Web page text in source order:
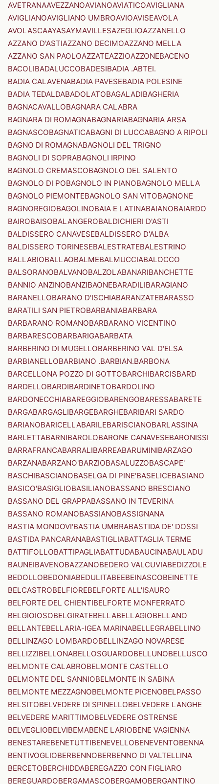
AVETRANAAVEZZANOAVIANOAVIATICOAVIGLIANA
AVIGLIANOAVIGLIANO UMBROAVIOAVISEAVOLA
AVOLASCAAYASAYMAVILLESAZEGLIOAZZANELLO
AZZANO D'ASTIAZZANO DECIMOAZZANO MELLA
AZZANO SAN PAOLOAZZATEAZZIOAZZONEBACENO
BACOLIBADALUCCOBADESIBADIA .ABTEI.
BADIA CALAVENABADIA PAVESEBADIA POLESINE
BADIA TEDALDABADOLATOBAGALADIBAGHERIA
BAGNACAVALLOBAGNARA CALABRA
BAGNARA DI ROMAGNABAGNARIABAGNARIA ARSA
BAGNASCOBAGNATICABAGNI DI LUCCABAGNO A RIPOLI
BAGNO DI ROMAGNABAGNOLI DEL TRIGNO
BAGNOLI DI SOPRABAGNOLI IRPINO
BAGNOLO CREMASCOBAGNOLO DEL SALENTO
BAGNOLO DI POBAGNOLO IN PIANOBAGNOLO MELLA
BAGNOLO PIEMONTEBAGNOLO SAN VITOBAGNONE
BAGNOREGIOBAGOLINOBAIA E LATINABAIANOBAIARDO
BAIROBAISOBALANGEROBALDICHIERI D'ASTI
BALDISSERO CANAVESEBALDISSERO D'ALBA
BALDISSERO TORINESEBALESTRATEBALESTRINO
BALLABIOBALLAOBALMEBALMUCCIABALOCCO
BALSORANOBALVANOBALZOLABANARIBANCHETTE
BANNIO ANZINOBANZIBAONEBARADILIBARAGIANO
BARANELLOBARANO D'ISCHIABARANZATEBARASSO
BARATILI SAN PIETROBARBANIABARBARA
BARBARANO ROMANOBARBARANO VICENTINO
BARBARESCOBARBARIGABARBATA
BARBERINO DI MUGELLOBARBERINO VAL D'ELSA
BARBIANELLOBARBIANO .BARBIAN.BARBONA
BARCELLONA POZZO DI GOTTOBARCHIBARCISBARD
BARDELLOBARDIBARDINETOBARDOLINO
BARDONECCHIABAREGGIOBARENGOBARESSABARETE
BARGABARGAGLIBARGEBARGHEBARIBARI SARDO
BARIANOBARICELLABARILEBARISCIANOBARLASSINA
BARLETTABARNIBAROLOBARONE CANAVESEBARONISSI
BARRAFRANCABARRALIBARREABARUMINIBARZAGO
BARZANABARZANO'BARZIOBASALUZZOBASCAPE'
BASCHIBASCIANOBASELGA DI PINE'BASELICEBASIANO
BASICO'BASIGLIOBASILIANOBASSANO BRESCIANO
BASSANO DEL GRAPPABASSANO IN TEVERINA
BASSANO ROMANOBASSIANOBASSIGNANA
BASTIA MONDOVI'BASTIA UMBRABASTIDA DE' DOSSI
BASTIDA PANCARANABASTIGLIABATTAGLIA TERME
BATTIFOLLOBATTIPAGLIABATTUDABAUCINABAULADU
BAUNEIBAVENOBAZZANOBEDERO VALCUVIABEDIZZOLE
BEDOLLOBEDONIABEDULITABEEBEINASCOBEINETTE
BELCASTROBELFIOREBELFORTE ALL'ISAURO
BELFORTE DEL CHIENTIBELFORTE MONFERRATO
BELGIOIOSOBELGIRATEBELLABELLAGIOBELLANO
BELLANTEBELLARIA-IGEA MARINABELLEGRABELLINO
BELLINZAGO LOMBARDOBELLINZAGO NOVARESE
BELLIZZIBELLONABELLOSGUARDOBELLUNOBELLUSCO
BELMONTE CALABROBELMONTE CASTELLO
BELMONTE DEL SANNIOBELMONTE IN SABINA
BELMONTE MEZZAGNOBELMONTE PICENOBELPASSO
BELSITOBELVEDERE DI SPINELLOBELVEDERE LANGHE
BELVEDERE MARITTIMOBELVEDERE OSTRENSE
BELVEGLIOBELVIBEMABENE LARIOBENE VAGIENNA
BENESTAREBENETUTTIBENEVELLOBENEVENTOBENNA
BENTIVOGLIOBERBENNOBERBENNO DI VALTELLINA
BERCETOBERCHIDDABEREGAZZO CON FIGLIARO
BEREGUARDOBERGAMASCOBERGAMOBERGANTINO